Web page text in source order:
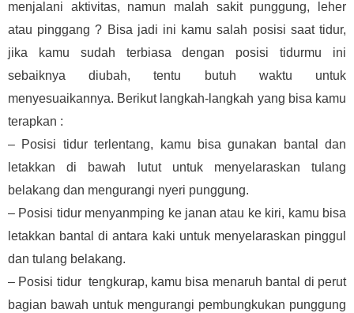
menjalani aktivitas, namun malah sakit punggung, leher
atau pinggang ? Bisa jadi ini kamu salah posisi saat tidur,
jika kamu sudah terbiasa dengan posisi tidurmu ini
sebaiknya diubah, tentu butuh waktu untuk
menyesuaikannya. Berikut langkah-langkah yang bisa kamu
terapkan :
– Posisi tidur terlentang, kamu bisa gunakan bantal dan
letakkan di bawah lutut untuk menyelaraskan tulang
belakang dan mengurangi nyeri punggung.
– Posisi tidur menyanmping ke janan atau ke kiri, kamu bisa
letakkan bantal di antara kaki untuk menyelaraskan pinggul
dan tulang belakang.
– Posisi tidur tengkurap, kamu bisa menaruh bantal di perut
bagian bawah untuk mengurangi pembungkukan punggung